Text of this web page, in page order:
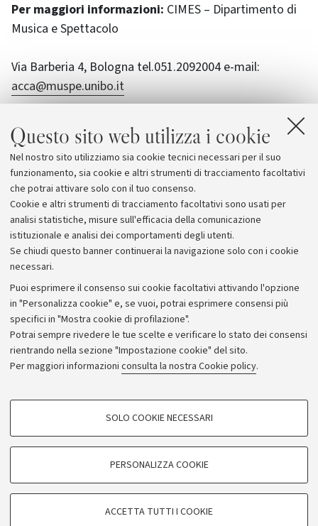
Questo sito web utilizza i cookie
Nel nostro sito utilizziamo sia cookie tecnici necessari per il suo
funzionamento, sia cookie e altri strumenti di tracciamento facoltativi
che potrai attivare solo con il tuo consenso.
Cookie e altri strumenti di tracciamento facoltativi sono usati per
analisi statistiche, misure sull'efficacia della comunicazione
istituzionale e analisi dei comportamenti degli utenti.
Se chiudi questo banner continuerai la navigazione solo con i cookie
necessari.
Puoi esprimere il consenso sui cookie facoltativi attivando l'opzione
in "Personalizza cookie" e, se vuoi, potrai esprimere consensi più
specifici in "Mostra cookie di profilazione".
Potrai sempre rivedere le tue scelte e verificare lo stato dei consensi
rientrando nella sezione "Impostazione cookie" del sito.
Per maggiori informazioni consulta la nostra Cookie policy.
COOKIE DI PROFILAZIONE - FACOLTATIVI
COOKIE TECNICI - NECESSARI
SOLO COOKIE NECESSARI
PERSONALIZZA COOKIE
ACCETTA TUTTI I COOKIE
Per maggiori informazioni: CIMES – Dipartimento di
Musica e Spettacolo
Via Barberia 4, Bologna tel.051.2092004 e-mail:
acca@muspe.unibo.it
Nei giorni lunedì, martedì, giovedì e venerdì, ore
15-18
Secondo e ultimo appuntamento, per questo ciclo:
venerdì 13 dicembre alle ore 17.
Archivio
Comunicati stampa
Redazione
Rassegna stampa
© Copyright 2026 - ALMA MATER STUDIORUM - Università di
Bologna - Via Zamboni, 33 - 40126 Bologna - PI: 01131710376 -
CF: 80007010376